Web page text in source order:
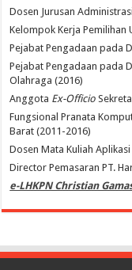
Dosen Jurusan
Kelompok Kerja Pemilihan
Pejabat Pengadaan pada
Pejabat Pengadaan pada
Olahraga (2016)
Anggota Ex-Officio
Fungsional Pranata
Barat (2011-2016)
Dosen Mata Kuliah
Director Pemasaran PT.
e-LHKPN Christian